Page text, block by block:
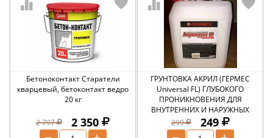
Бетоноконтакт Старатели
кварцевый, бетоконтакт ведро
20 кг
2 797 2 350
ГРУНТОВКА АКРИЛ (ГЕРМЕС
Universal FL) ГЛУБОКОГО
ПРОНИКНОВЕНИЯ ДЛЯ
ВНУТРЕННИХ И НАРУЖНЫХ
РАБОТ (10л)
299 249